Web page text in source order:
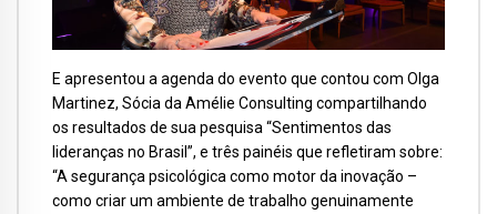
E apresentou a agenda do evento que contou com Olga
Martinez, Sócia da Amélie Consulting compartilhando
os resultados de sua pesquisa “Sentimentos das
lideranças no Brasil”, e três painéis que refletiram sobre:
“A segurança psicológica como motor da inovação –
como criar um ambiente de trabalho genuinamente